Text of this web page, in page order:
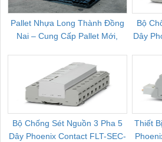
Pallet Nhựa Long Thành Đồng
Nai – Cung Cấp Pallet Mới,
Bộ
Dây
Bộ Chống Sét Nguồn 3 Pha 5
Dây Phoenix Contact FLT-SEC-
Thiết